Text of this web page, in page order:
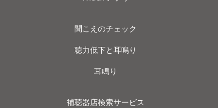
聞こえのチェック
聴力低下と耳鳴り
耳鳴り
補聴器店検索サービス